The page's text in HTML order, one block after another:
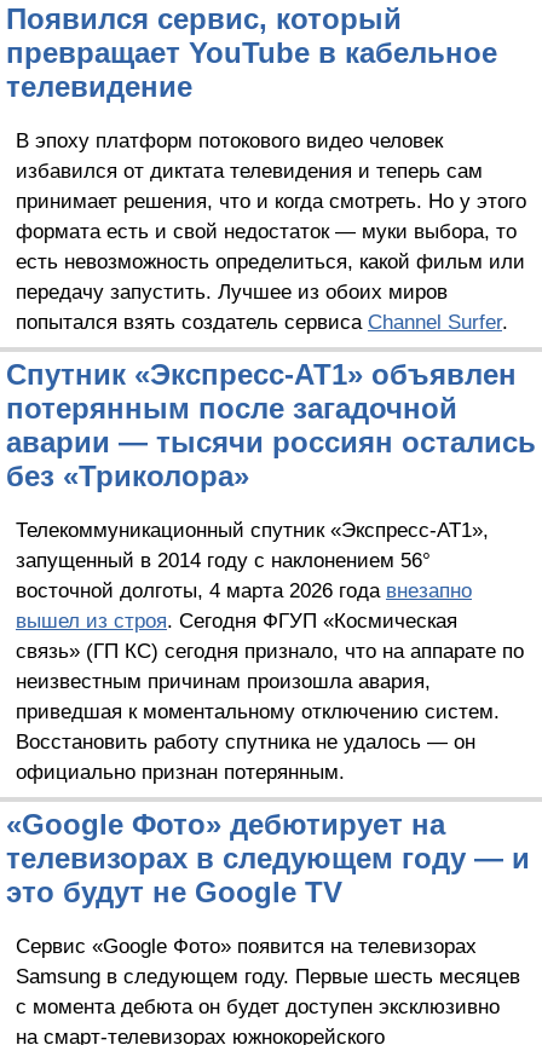
Появился сервис, который
превращает YouTube в кабельное
телевидение
В эпоху платформ потокового видео человек
избавился от диктата телевидения и теперь сам
принимает решения, что и когда смотреть. Но у этого
формата есть и свой недостаток — муки выбора, то
есть невозможность определиться, какой фильм или
передачу запустить. Лучшее из обоих миров
попытался взять создатель сервиса Channel Surfer.
Спутник «Экспресс-АТ1» объявлен
потерянным после загадочной
аварии — тысячи россиян остались
без «Триколора»
Телекоммуникационный спутник «Экспресс-АТ1»,
запущенный в 2014 году с наклонением 56°
восточной долготы, 4 марта 2026 года внезапно
вышел из строя. Сегодня ФГУП «Космическая
связь» (ГП КС) сегодня признало, что на аппарате по
неизвестным причинам произошла авария,
приведшая к моментальному отключению систем.
Восстановить работу спутника не удалось — он
официально признан потерянным.
«Google Фото» дебютирует на
телевизорах в следующем году — и
это будут не Google TV
Сервис «Google Фото» появится на телевизорах
Samsung в следующем году. Первые шесть месяцев
с момента дебюта он будет доступен эксклюзивно
на смарт-телевизорах южнокорейского